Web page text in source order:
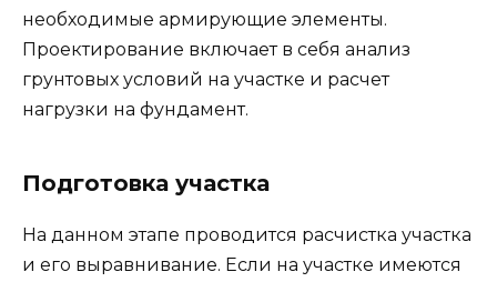
необходимые армирующие элементы.
Проектирование включает в себя анализ
грунтовых условий на участке и расчет
нагрузки на фундамент.
Подготовка участка
На данном этапе проводится расчистка участка
и его выравнивание. Если на участке имеются